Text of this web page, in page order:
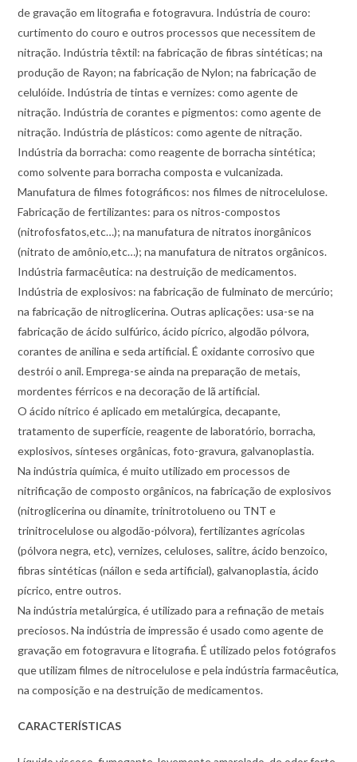
de gravação em litografia e fotogravura. Indústria de couro:
curtimento do couro e outros processos que necessitem de
nitração. Indústria têxtil: na fabricação de fibras sintéticas; na
produção de Rayon; na fabricação de Nylon; na fabricação de
celulóide. Indústria de tintas e vernizes: como agente de
nitração. Indústria de corantes e pigmentos: como agente de
nitração. Indústria de plásticos: como agente de nitração.
Indústria da borracha: como reagente de borracha sintética;
como solvente para borracha composta e vulcanizada.
Manufatura de filmes fotográficos: nos filmes de nitrocelulose.
Fabricação de fertilizantes: para os nitros-compostos
(nitrofosfatos,etc…); na manufatura de nitratos inorgânicos
(nitrato de amônio,etc…); na manufatura de nitratos orgânicos.
Indústria farmacêutica: na destruição de medicamentos.
Indústria de explosivos: na fabricação de fulminato de mercúrio;
na fabricação de nitroglicerina. Outras aplicações: usa-se na
fabricação de ácido sulfúrico, ácido pícrico, algodão pólvora,
corantes de anilina e seda artificial. É oxidante corrosivo que
destrói o anil. Emprega-se ainda na preparação de metais,
mordentes férricos e na decoração de lã artificial.
O ácido nítrico é aplicado em metalúrgica, decapante,
tratamento de superfície, reagente de laboratório, borracha,
explosivos, sínteses orgânicas, foto-gravura, galvanoplastia.
Na indústria química, é muito utilizado em processos de
nitrificação de composto orgânicos, na fabricação de explosivos
(nitroglicerina ou dinamite, trinitrotolueno ou TNT e
trinitrocelulose ou algodão-pólvora), fertilizantes agrícolas
(pólvora negra, etc), vernizes, celuloses, salitre, ácido benzoico,
fibras sintéticas (náilon e seda artificial), galvanoplastia, ácido
pícrico, entre outros.
Na indústria metalúrgica, é utilizado para a refinação de metais
preciosos. Na indústria de impressão é usado como agente de
gravação em fotogravura e litografia. É utilizado pelos fotógrafos
que utilizam filmes de nitrocelulose e pela indústria farmacêutica,
na composição e na destruição de medicamentos.
CARACTERÍSTICAS